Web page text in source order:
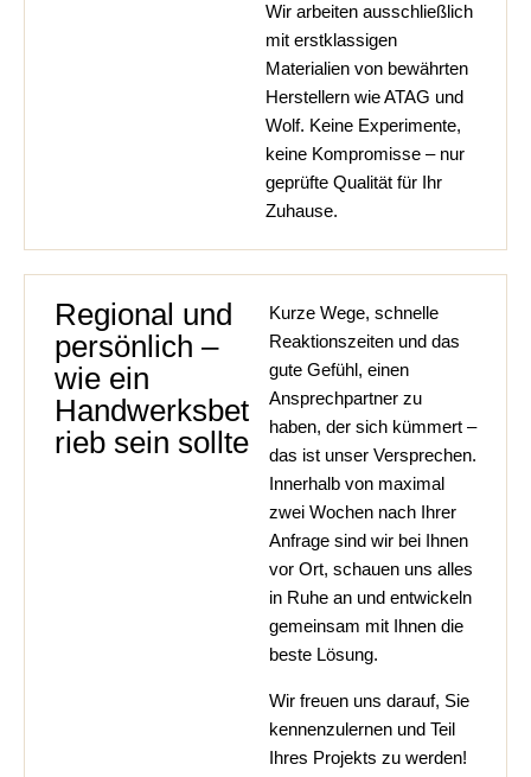
Wir arbeiten ausschließlich
mit erstklassigen
Materialien von bewährten
Herstellern wie ATAG und
Wolf. Keine Experimente,
keine Kompromisse – nur
geprüfte Qualität für Ihr
Zuhause.
Regional und
persönlich –
wie ein
Handwerksbet
rieb sein sollte
Kurze Wege, schnelle
Reaktionszeiten und das
gute Gefühl, einen
Ansprechpartner zu
haben, der sich kümmert –
das ist unser Versprechen.
Innerhalb von maximal
zwei Wochen nach Ihrer
Anfrage sind wir bei Ihnen
vor Ort, schauen uns alles
in Ruhe an und entwickeln
gemeinsam mit Ihnen die
beste Lösung.
Wir freuen uns darauf, Sie
kennenzulernen und Teil
Ihres Projekts zu werden!